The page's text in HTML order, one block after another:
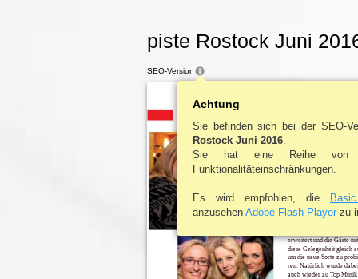
piste Rostock Juni
AUF DER PISTE
Wieder mal öffnete der
um nach dem Gin des
erweitert und die Gäste
diese Gelegenheit gleich
um die neue Sorte zu
ren. Natürlich wurde dabei
auch wieder zu Top
DES
SEO-Version
Achtung
Sie befinden sich bei der SEO-
Rostock Juni 2016
Sie hat eine Reihe von
Funktionalitäteinschränkungen.
Es wird empfohlen, die
anzusehen Adobe Flash Player zu